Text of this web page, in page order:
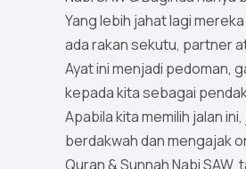
Yang lebih jahat lagi
ada rakan sekutu, partner
Ayat ini menjadi pedoman,
kepada kita sebagai
Apabila kita memilih jalan
berdakwah dan mengajak
Quran & Sunnah Nabi SAW,